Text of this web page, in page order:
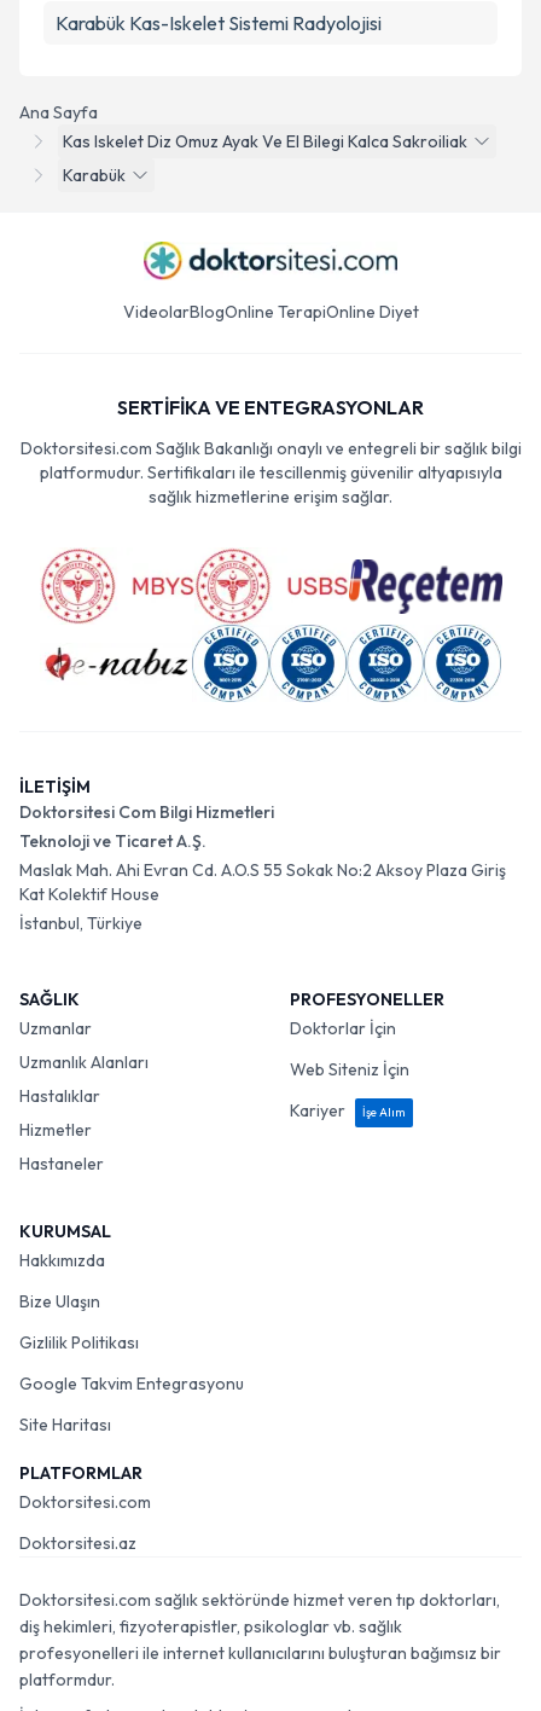
Ana Sayfa
Kas Iskelet Diz Omuz Ayak Ve El Bilegi Kalca Sakroiliak
Karabük
Karabük Kas-Iskelet Sistemi Radyolojisi
VideolarBlogOnline TerapiOnline Diyet
SERTİFİKA VE ENTEGRASYONLAR
Doktorsitesi.com Sağlık Bakanlığı onaylı ve entegreli bir sağlık bilgi
platformudur. Sertifikaları ile tescillenmiş güvenilir altyapısıyla
sağlık hizmetlerine erişim sağlar.
İLETİŞİM
Doktorsitesi Com Bilgi Hizmetleri
Teknoloji ve Ticaret A.Ş.
Maslak Mah. Ahi Evran Cd. A.O.S 55 Sokak No:2 Aksoy Plaza Giriş
Kat Kolektif House
İstanbul, Türkiye
SAĞLIK
Uzmanlar
Uzmanlık Alanları
Hastalıklar
Hizmetler
Hastaneler
PROFESYONELLER
Doktorlar İçin
Web Siteniz İçin
Kariyer
İşe Alım
KURUMSAL
Hakkımızda
Bize Ulaşın
Gizlilik Politikası
Google Takvim Entegrasyonu
Site Haritası
PLATFORMLAR
Doktorsitesi.com
Doktorsitesi.az
Doktorsitesi.com sağlık sektöründe hizmet veren tıp doktorları,
diş hekimleri, fizyoterapistler, psikologlar vb. sağlık
profesyonelleri ile internet kullanıcılarını buluşturan bağımsız bir
platformdur.